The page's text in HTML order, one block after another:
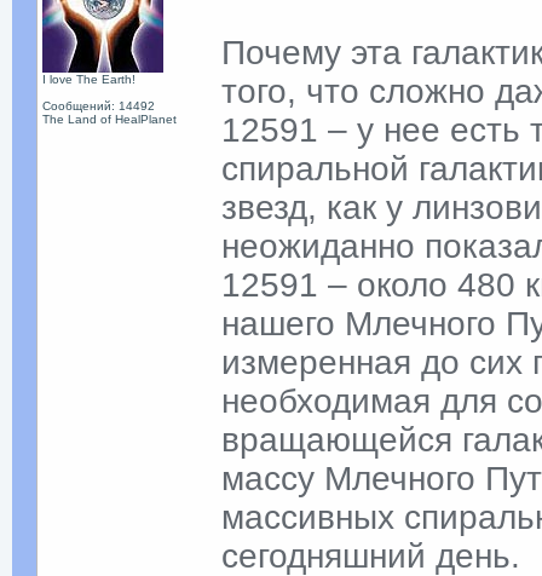
I love The Earth!
Сообщений: 14492
The Land of HealPlanet
Почему эта
того, что сложно
12591 – у нее
спиральной
звезд, как у
неожиданно
12591 – около 480
нашего Млечного
измеренная до сих
необходимая для
вращающейся
массу Млечного
массивных
сегодняшний день.